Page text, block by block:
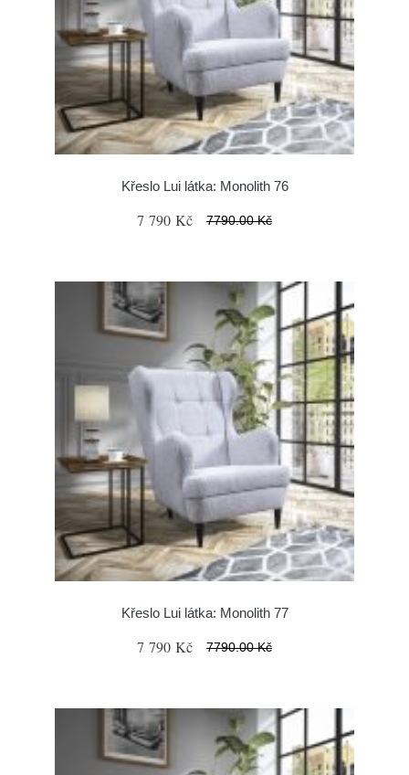
Křeslo Lui látka: Monolith 76
7 790 Kč 7790.00 Kč
Křeslo Lui látka: Monolith 77
7 790 Kč 7790.00 Kč